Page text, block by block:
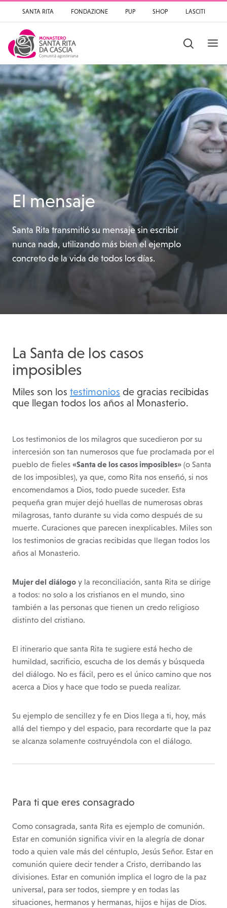
Santa Rita
Santuario di Santa
SANTA RITA FONDAZIONE PUP SHOP LASCITI
SEARCH
El mensaje
Santa Rita transmitió su mensaje sin escribir
nunca nada, utilizando más bien el ejemplo
concreto de la vida de todos los días.
La Santa de los casos
imposibles
Miles son los testimonios de gracias recibidas
que llegan todos los años al Monasterio.
Los testimonios de los milagros que sucedieron por su
intercesión son tan numerosos que fue proclamada por el
pueblo de fieles «Santa de los casos imposibles» (o Santa
de los imposibles), ya que, como Rita nos enseñó, si nos
encomendamos a Dios, todo puede suceder. Esta
pequeña gran mujer dejó huellas de numerosas obras
milagrosas, tanto durante su vida como después de su
muerte. Curaciones que parecen inexplicables. Miles son
los testimonios de gracias recibidas que llegan todos los
años al Monasterio.
Mujer del diálogo y la reconciliación, santa Rita se dirige
a todos: no solo a los cristianos en el mundo, sino
también a las personas que tienen un credo religioso
distinto del cristiano.
El itinerario que santa Rita te sugiere está hecho de
humildad, sacrificio, escucha de los demás y búsqueda
del diálogo. No es fácil, pero es el único camino que nos
acerca a Dios y hace que todo se pueda realizar.
Su ejemplo de sencillez y fe en Dios llega a ti, hoy, más
allá del tiempo y del espacio, para recordarte que la paz
se alcanza solamente costruyéndola con el diálogo.
Para ti que eres consagrado
Como consagrada, santa Rita es ejemplo de comunión.
Estar en comunión significa vivir en la alegría de donar
todo a quien vale más del céntuplo, Jesús Señor. Estar en
comunión quiere decir tender a Cristo, derribando las
divisiones. Estar en comunión implica el logro de la paz
universal, para ser todos, siempre y en todas las
situaciones, hermanos y hermanas, hijos e hijas de Dios.